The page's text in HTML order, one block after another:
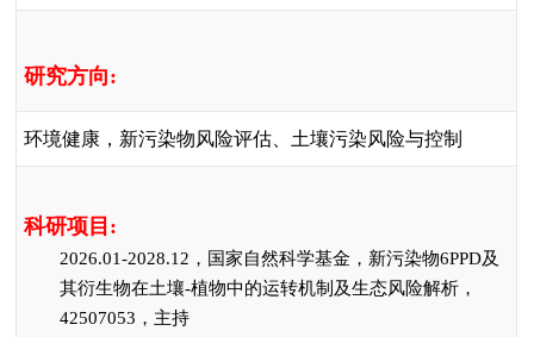
研究方向:
环境健康，新污染物风险评估、土壤污染风险与控制
科研项目 :
2026.01-2028.12 ，国家自然科学基金，新污染物6PPD及
其衍生物在土壤-植物中的运转机制及生态风险解析，
42507053 ，主持